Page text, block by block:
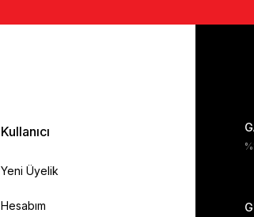
Kullanıcı
Yeni Üyelik
Hesabım